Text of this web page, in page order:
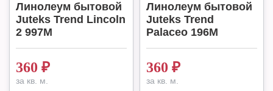
Линолеум бытовой
Juteks Trend Lincoln
2 997M
360 ₽
за кв. м.
Линолеум бытовой
Juteks Trend
Palaceo 196M
360 ₽
за кв. м.